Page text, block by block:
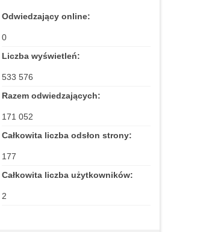
Odwiedzający online:
0
Liczba wyświetleń:
533 576
Razem odwiedzających:
171 052
Całkowita liczba odsłon strony:
177
Całkowita liczba użytkowników:
2